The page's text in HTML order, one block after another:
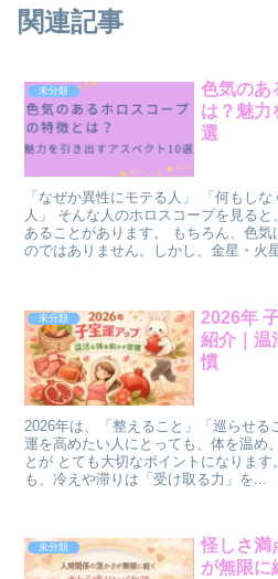
関連記事
未分類
色気のあ
は？魅力
選
「なぜか異性にモテる人」 「何もし
人」 そんな人のホロスコープを見る
あることがあります。 もちろん、色気
のではありません。しかし、金星・火
未分類
2026年
紹介｜温
慣
2026年は、「整えること」「巡らせる
運を高めたい人にとっても、体を温め
とが とても大切なポイントになりま
も、冷えや滞りは「受け取る力」を...
未分類
怪しさ満
が無限に